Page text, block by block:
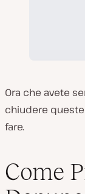
Ora che avete
chiudere
fare.
Come